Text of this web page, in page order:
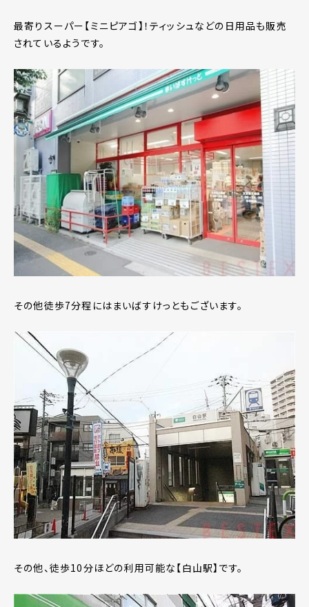
最寄りスーパー【ミニピアゴ】！ティッシュなどの日用品も販売
されているようです。
その他徒歩7分程にはまいばすけっともございます。
その他、徒歩10分ほどの利用可能な【白山駅】です。